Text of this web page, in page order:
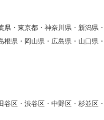
・東京都・神奈川県・新潟県
県・岡山県・広島県・山口県
区・渋谷区・中野区・杉並区